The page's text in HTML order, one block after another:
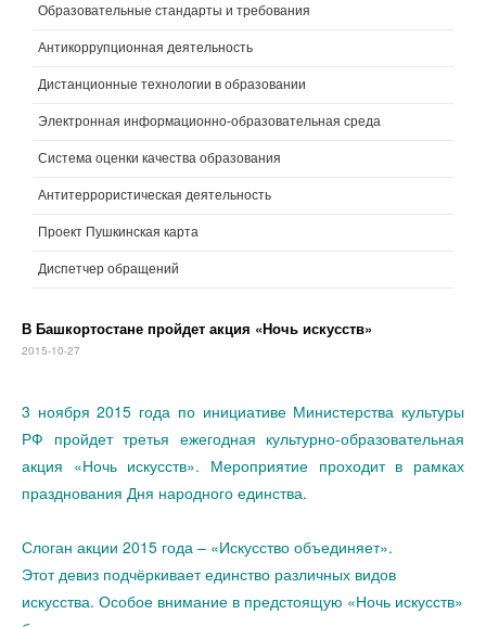
Образовательные стандарты и требования
Антикоррупционная деятельность
Дистанционные технологии в образовании
Электронная информационно-образовательная среда
Система оценки качества образования
Антитеррористическая деятельность
Проект Пушкинская карта
Диспетчер обращений
В Башкортостане пройдет акция «Ночь искусств»
2015-10-27
3 ноября 2015 года по инициативе Министерства культуры
РФ пройдет третья ежегодная культурно-образовательная
акция «Ночь искусств». Мероприятие проходит в рамках
празднования Дня народного единства.
Слоган акции 2015 года – «Искусство объединяет».
Этот девиз подчёркивает единство различных видов
искусства. Особое внимание в предстоящую «Ночь искусств»